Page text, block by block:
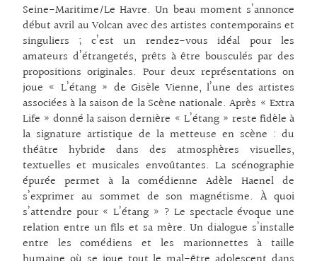
Seine-Maritime/Le Havre. Un beau moment s’annonce
début avril au Volcan avec des artistes contemporains et
singuliers ; c’est un rendez-vous idéal pour les
amateurs d’étrangetés, prêts à être bousculés par des
propositions originales. Pour deux représentations on
joue « L’étang » de Gisèle Vienne, l’une des artistes
associées à la saison de la Scène nationale. Après « Extra
Life » donné la saison dernière « L’étang » reste fidèle à
la signature artistique de la metteuse en scène : du
théâtre hybride dans des atmosphères visuelles,
textuelles et musicales envoûtantes. La scénographie
épurée permet à la comédienne Adèle Haenel de
s’exprimer au sommet de son magnétisme. À quoi
s’attendre pour « L’étang » ? Le spectacle évoque une
relation entre un fils et sa mère. Un dialogue s’installe
entre les comédiens et les marionnettes à taille